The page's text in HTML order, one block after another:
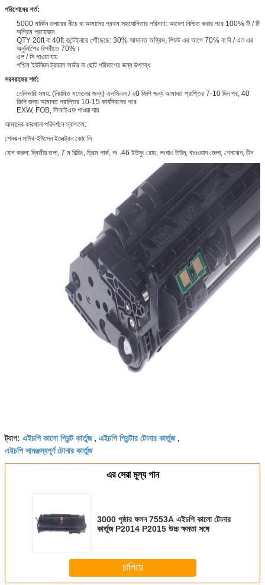
পরিশোধের শর্ত:
5000 মার্কিন ডলারের নীচে বা আমাদের প্রথম সহযোগিতার পরিমাণ: আদেশ নিশ্চিত করার পরে 100% টি / টি
অগ্রিম প্রয়োজন
QTY 20ft বা 40ft কন্টেইনারে পৌঁছেছে: 30% আমানত অগ্রিম, শিফট এর আগে 70% বা বি / এল এর
অনুলিপিের বিপরীতে 70%।
এল / সি পাওয়া যায়
পশ্চিম ইউনিয়ন ট্রায়াল অর্ডার বা ছোট পরিমাণের জন্য উপলব্ধ
সরবরাহের শর্ত:
ডেলিভারি সময়: (নিয়মিত মডেলের জন্য) এলসিএল / ২0 জিপি জন্য আমানত প্রাপ্তির 7-10 দিন পর, 40
জিপি জন্য আমানত প্রাপ্তির 10-15 কার্যদিবসের পরে
EXW, FOB, সিআইএফ পাওয়া যায়
আমাদের কারখানা পরিদর্শনে স্বাগতম:
শেনঝন সাউথ-ইউসেন ইলেক্ট্রন কোং লি
যোগ করুন: দ্বিতীয় তলা, 7 ম বিল্ডিং, ড্রিম পার্ক, নং .46 ইউসুং রোড, লংঘাও টাউন, বাওওয়ান জেলা, শেনঝেন, চীন
ট্যাগ: এইচপি কালো প্রিন্ট কার্তুজ, এইচপি প্রিন্টার টোনার কার্তুজ,
এইচপি সামঞ্জস্যপূর্ণ টোনার কার্তুজ
এর সেরা মূল্য পান
3000 পৃষ্ঠার ফলন 7553A এইচপি কালো টোনার
কার্তুজ P2014 P2015 উচ্চ ক্ষমতা সঙ্গে
চালিয়ে